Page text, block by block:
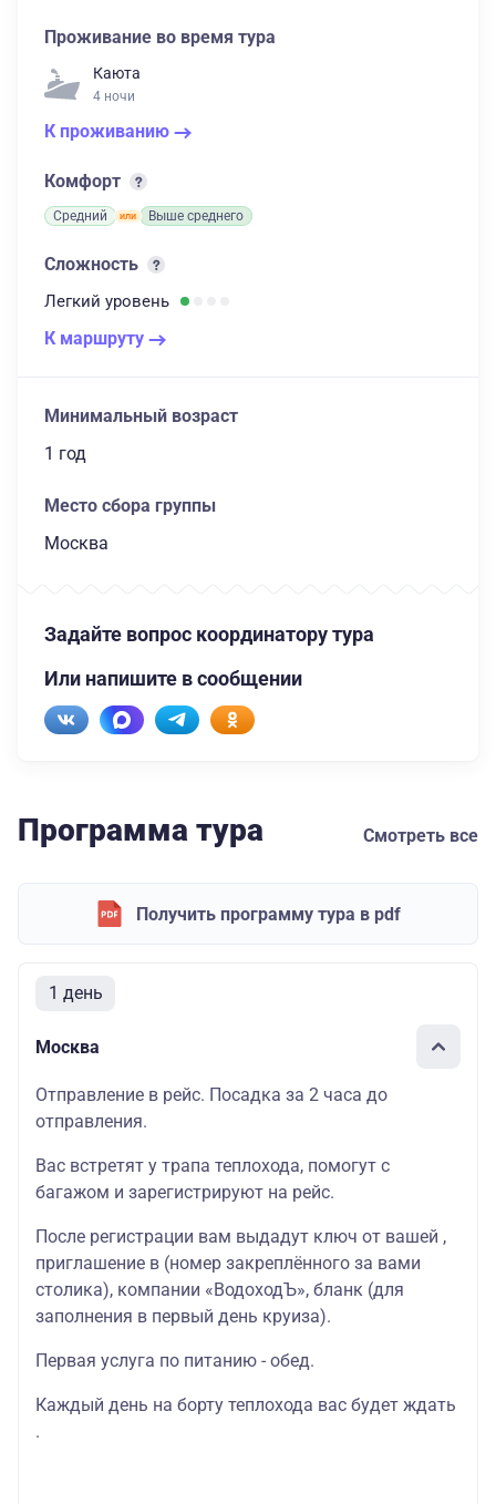
Проживание во время тура
Каюта
4 ночи
К проживанию
Комфорт
Средний Выше среднего
Сложность
Легкий уровень
К маршруту
Минимальный возраст
1 год
Место сбора группы
Москва
Задайте вопрос координатору тура
Или напишите в сообщении
Программа тура Смотреть все
Получить программу тура в pdf
1 день
Москва
Отправление в рейс. Посадка за 2 часа до
отправления.
Вас встретят у трапа теплохода, помогут с
багажом и зарегистрируют на рейс.
После регистрации вам выдадут ключ от вашей ,
приглашение в (номер закреплённого за вами
столика), компании «ВодоходЪ», бланк (для
заполнения в первый день круиза).
Первая услуга по питанию - обед.
Каждый день на борту теплохода вас будет ждать
.